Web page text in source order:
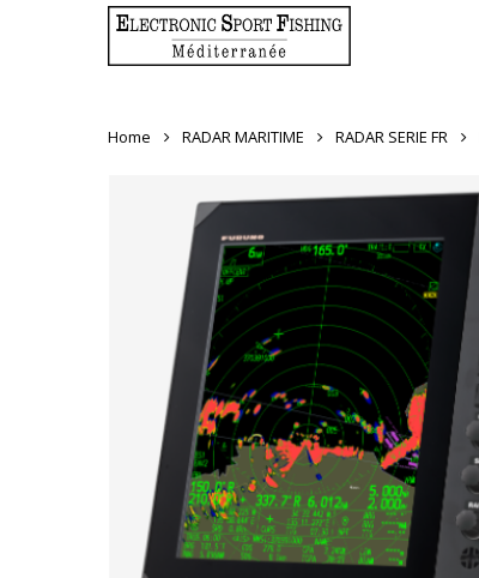
Home RADAR MARITIME RADAR SERIE FR